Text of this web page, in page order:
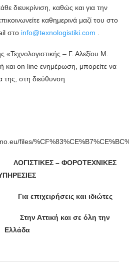
διευκρίνιση, καθώς και για την
καθημερινά μαζί του στο
στο info@texnologistiki.com .
«Τεχνολογιστικής – Γ. Αλεξίου Μ.
και on line ενημέρωση, μπορείτε να
της, στη διεύθυνση
ΛΟΓΙΣΤΙΚΕΣ – ΦΟΡΟΤΕΧΝΙΚΕΣ
και ιδιώτες
και σε όλη την
Ελλάδα